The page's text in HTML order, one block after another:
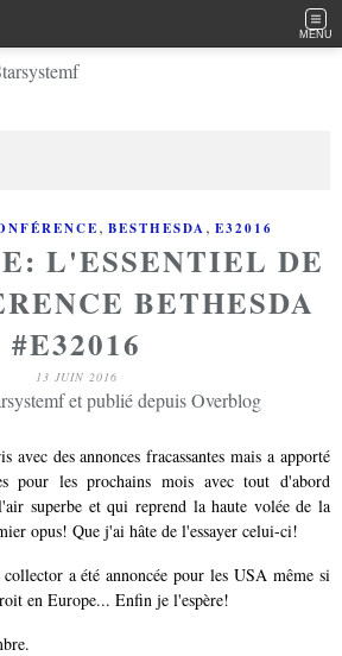
MENU
, BESTHESDA, E32016
L'ESSENTIEL DE
BETHESDA
#E32016
13 JUIN 2016
et publié depuis Overblog
avec des annonces fracassantes mais a apporté
pour les prochains mois avec tout d'abord
superbe et qui reprend la haute volée de la
opus! Que j'ai hâte de l'essayer celui-ci!
a été annoncée pour les USA même si
en Europe... Enfin je l'espère!